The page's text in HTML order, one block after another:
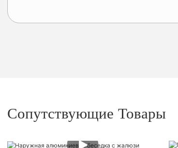
Сопутствующие Товары